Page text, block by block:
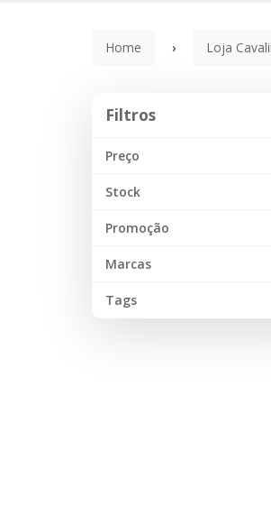
Home Loja
Filtros
Preço
Stock
Promoção
Marcas
Tags